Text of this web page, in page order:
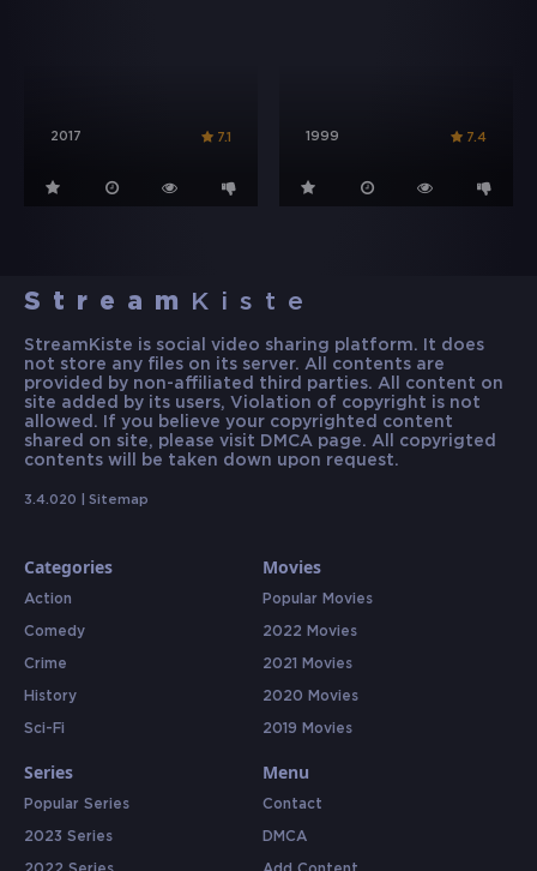
2017 7.1 1999 7.4
Stream Kiste
StreamKiste is social video sharing platform. It does
not store any files on its server. All contents are
provided by non-affiliated third parties. All content on
site added by its users, Violation of copyright is not
allowed. If you believe your copyrighted content
shared on site, please visit DMCA page. All copyrigted
contents will be taken down upon request.
3.4.020 | Sitemap
Categories
Action
Comedy
Crime
History
Sci-Fi
Movies
Popular Movies
2022 Movies
2021 Movies
2020 Movies
2019 Movies
Series
Popular Series
2023 Series
Menu
Contact
DMCA